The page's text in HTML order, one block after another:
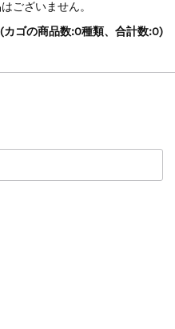
ございません。
(カゴの商品数:0種類、合計数:0)